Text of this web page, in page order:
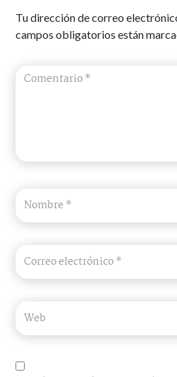
Tu dirección de correo
campos obligatorios están